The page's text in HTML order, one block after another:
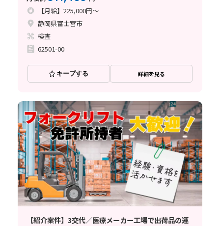
【月給】225,000円～
静岡県富士宮市
検査
62501-00
キープする 詳細を見る
【紹介案件】3交代／医療メーカー工場で出荷品の運